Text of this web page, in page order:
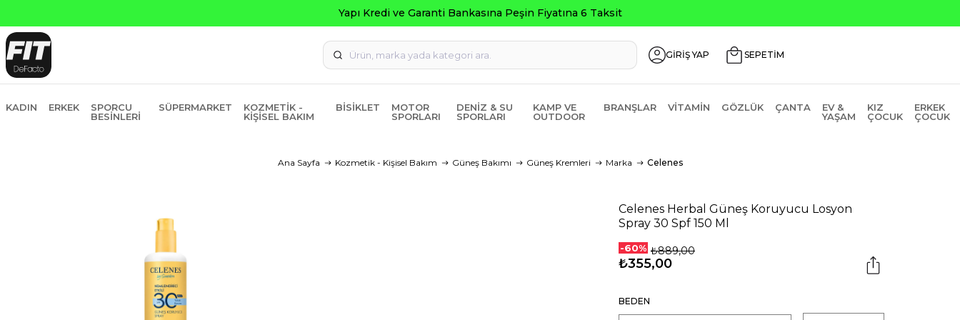
Yapı Kredi ve Garanti Bankasına Peşin Fiyatına 6 Taksit
GİRİŞ YAP SEPETİM
KADIN ERKEK
SPORCU
BESINLERI
SÜPERMARKET
KOZMETIK -
KIŞISEL BAKIM
BISIKLET
MOTOR
SPORLARI
DENIZ & SU
SPORLARI
KAMP VE
OUTDOOR
BRANŞLAR VITAMIN GÖZLÜK ÇANTA
EV &
YAŞAM
KIZ
ÇOCUK
ERKEK
ÇOCUK
Ana Sayfa Kozmetik - Kişisel Bakım Güneş Bakımı Güneş Kremleri Marka Celenes
Celenes Herbal Güneş Koruyucu Losyon
Spray 30 Spf 150 Ml
-60% ₺889,00
₺355,00
BEDEN